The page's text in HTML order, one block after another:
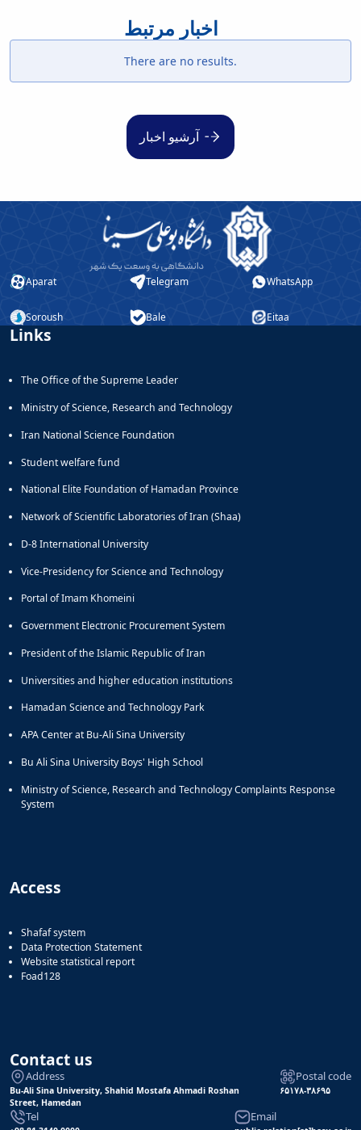
اخبار مرتبط
There are no results.
آرشیو اخبار
Aparat Telegram WhatsApp
Soroush Bale Eitaa
Links
The Office of the Supreme Leader
Ministry of Science, Research and Technology
Iran National Science Foundation
Student welfare fund
National Elite Foundation of Hamadan Province
Network of Scientific Laboratories of Iran (Shaa)
D-8 International University
Vice-Presidency for Science and Technology
Portal of Imam Khomeini
Government Electronic Procurement System
President of the Islamic Republic of Iran
Universities and higher education institutions
Hamadan Science and Technology Park
APA Center at Bu-Ali Sina University
Bu Ali Sina University Boys' High School
Ministry of Science, Research and Technology Complaints Response
System
Access
Shafaf system
Data Protection Statement
Website statistical report
Foad128
Contact us
Address
Bu-Ali Sina University, Shahid Mostafa Ahmadi Roshan
Street, Hamedan
Postal code
۶۵۱۷۸-۳۸۶۹۵
Tel Email